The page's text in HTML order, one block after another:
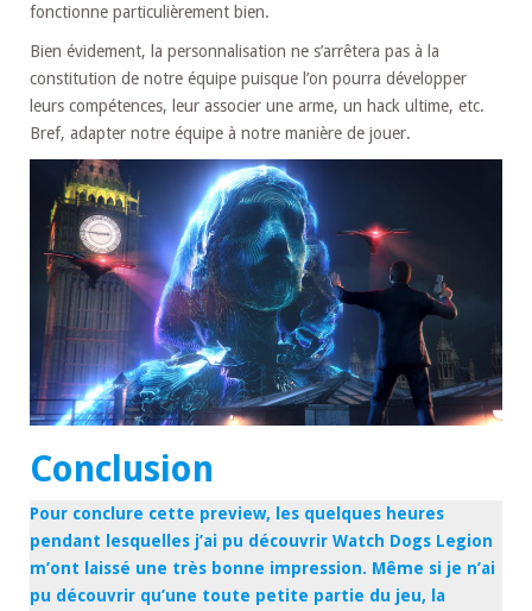
fonctionne particulièrement bien.
Bien évidement, la personnalisation ne s’arrêtera pas à la
constitution de notre équipe puisque l’on pourra développer
leurs compétences, leur associer une arme, un hack ultime, etc.
Bref, adapter notre équipe à notre manière de jouer.
Conclusion
Pour conclure cette preview, les quelques heures
pendant lesquelles j’ai pu découvrir Watch Dogs Legion
m’ont laissé une très bonne impression. Même si je n’ai
pu découvrir qu’une toute petite partie du jeu, la